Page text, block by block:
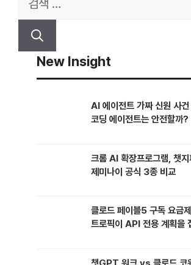
New Insight
AI 에이전트 가짜 신원 사
코딩 에이전트는 안전할까?
크롬 AI 확장프로그램, 챗
제미나이 공식 3종 비교
클로드 페이블5 구독 요금
트로픽이 API 전용 계획을